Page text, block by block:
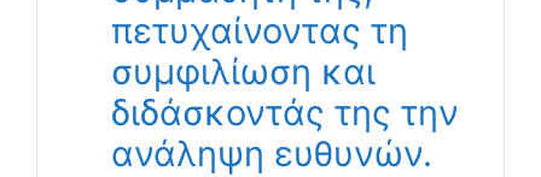
πετυχαίνοντας τη
συμφιλίωση και
διδάσκοντάς της την
ανάληψη ευθυνών.